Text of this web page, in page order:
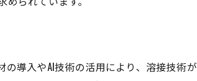
み導入やAI技術の活用により、溶接技術が